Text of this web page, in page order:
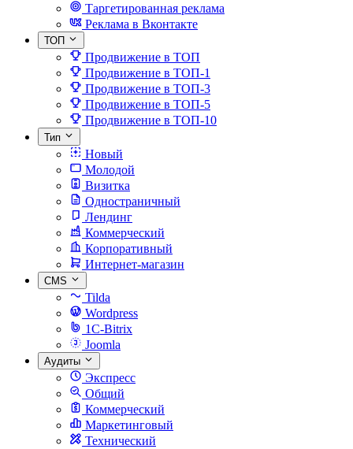
Таргетированная реклама
Реклама в Вконтакте
ТОП
Продвижение в ТОП
Продвижение в ТОП-1
Продвижение в ТОП-3
Продвижение в ТОП-5
Продвижение в ТОП-10
Тип
Новый
Молодой
Визитка
Одностраничный
Лендинг
Коммерческий
Корпоративный
Интернет-магазин
CMS
Tilda
Wordpress
1C-Bitrix
Joomla
Аудиты
Экспресс
Общий
Коммерческий
Маркетинговый
Технический